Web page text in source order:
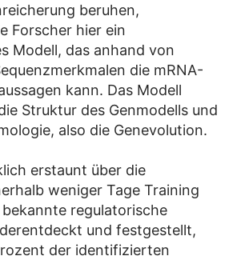
beruhen,
Forscher hier ein
Modell, das anhand von
die mRNA-
kann. Das Modell
Struktur des Genmodells und
also die Genevolution.
erstaunt über die
weniger Tage Training
regulatorische
und festgestellt,
der identifizierten